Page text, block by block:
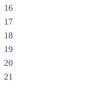
16
17
18
19
20
21